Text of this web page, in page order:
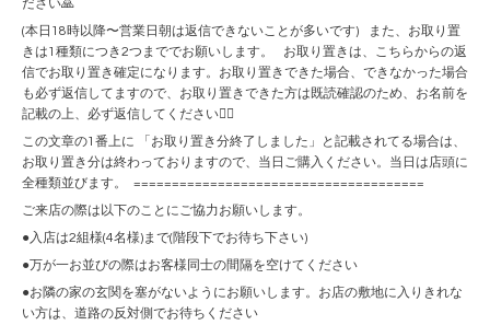
ださい🙏
(本日18時以降〜営業日朝は返信できないことが多いです) また、お取り置
きは1種類につき2つまででお願いします。 お取り置きは、こちらからの返
信でお取り置き確定になります。お取り置きできた場合、できなかった場合
も必ず返信してますので、お取り置きできた方は既読確認のため、お名前を
記載の上、必ず返信してください🙇‍♀️
この文章の1番上に 「お取り置き分終了しました」と記載されてる場合は、
お取り置き分は終わっておりますので、当日ご購入ください。当日は店頭に
全種類並びます。 ======================================
ご来店の際は以下のことにご協力お願いします。
●入店は2組様(4名様)まで(階段下でお待ち下さい)
●万が一お並びの際はお客様同士の間隔を空けてください
●お隣の家の玄関を塞がないようにお願いします。お店の敷地に入りきれな
い方は、道路の反対側でお待ちください